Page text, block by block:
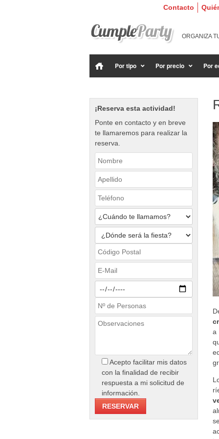
Contacto
ORGANIZA
Por tipo Por precio Por
¡Reserva esta actividad!
Ponte en contacto y en breve
te llamaremos para realizar la
reserva.
Acepto facilitar mis datos
con la finalidad de recibir
respuesta a mi solicitud de
información.
a